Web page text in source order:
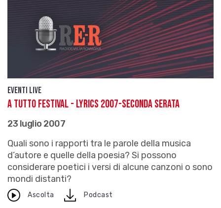
Eventi live
A TUTTO FESTIVAL - LYRICS 2007-Seconda serata
23 luglio 2007
Quali sono i rapporti tra le parole della musica
d’autore e quelle della poesia? Si possono
considerare poetici i versi di alcune canzoni o sono
mondi distanti?
Ascolta downloadPodcast